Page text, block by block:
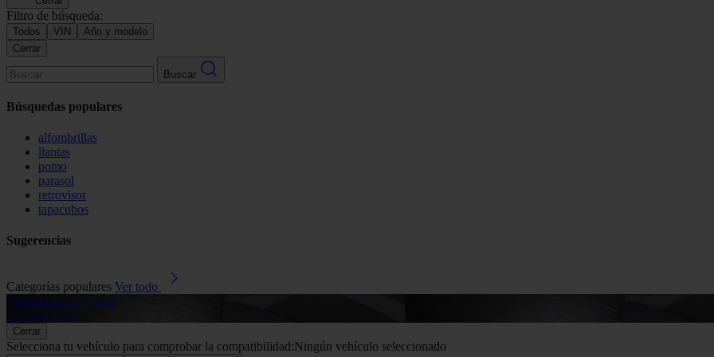
Filtro de búsqueda:
Todos VIN
Año y modelo
Cerrar
Buscar
Búsquedas populares
alfombrillas
llantas
pomo
parasol
retrovisor
tapacubos
Sugerencias
Categorías populares Ver todo
Alfombrillas de goma
Ver productos
Cerrar
Selecciona tu vehículo para comprobar la compatibilidad:Ningún vehículo seleccionado